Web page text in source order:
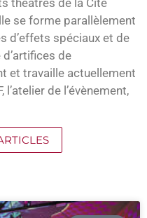
théâtres de la Cité
se forme parallèlement
d’effets spéciaux et de
de
et travaille actuellement
l’atelier de l’évènement,